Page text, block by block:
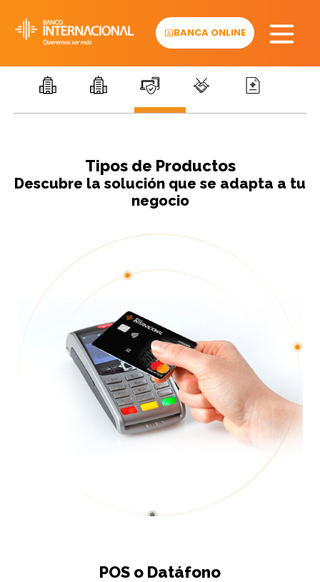
content
BANCA ONLINE
Tipos de Productos
Descubre la solución que se adapta a tu
negocio
POS o Datáfono